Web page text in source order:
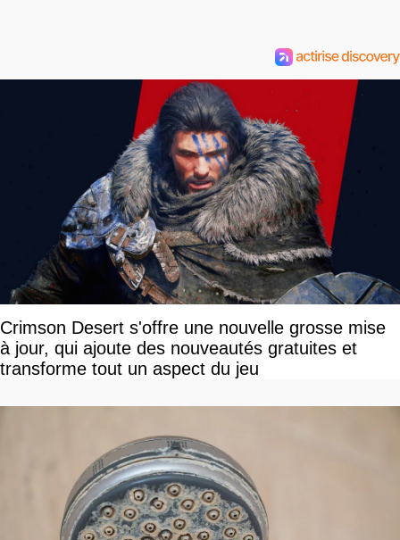
Crimson Desert s'offre une nouvelle grosse mise
à jour, qui ajoute des nouveautés gratuites et
transforme tout un aspect du jeu